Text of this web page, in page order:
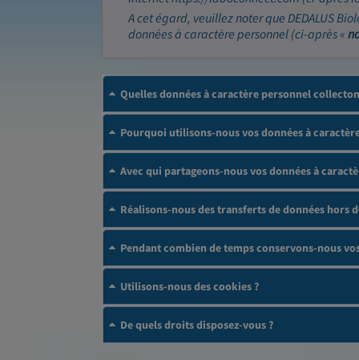
A cet égard, veuillez noter que DEDALUS
données à caractère personnel (ci-après «
Quelles données à caractère personnel
Pourquoi utilisons-nous vos données à
Avec qui partageons-nous vos données à
Réalisons-nous des transferts de données hors
Pendant combien de temps conservons-nous
Utilisons-nous des cookies ?
De quels droits disposez-vous ?